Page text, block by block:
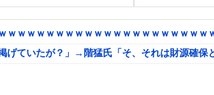
ｗｗｗｗｗｗｗｗｗｗｗｗｗｗｗｗｗｗｗｗ
ていたが？」→階猛氏「そ、それは財源確保